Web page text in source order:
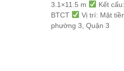
3.1×11.5 m
Kết
BTCT
Vị trí: Mặt
phường 3, Quận 3